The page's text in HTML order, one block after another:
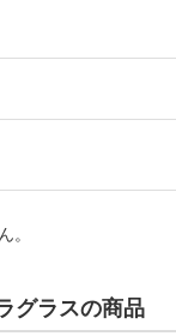
。
グラスの商品